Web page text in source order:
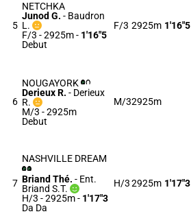
5
NETCHKA
Junod G. - Baudron
L.
F/3 - 2925m- 1'16"5
Debut
F/3 2925m 1'16"5
6
NOUGAYORK
Derieux R. - Derieux
R.
M/3 - 2925m
Debut
M/32925m
7
NASHVILLE DREAM
Briand Thé. - Ent.
Briand S.T.
H/3 - 2925m- 1'17"3
Da Da
H/32925m 1'17"3